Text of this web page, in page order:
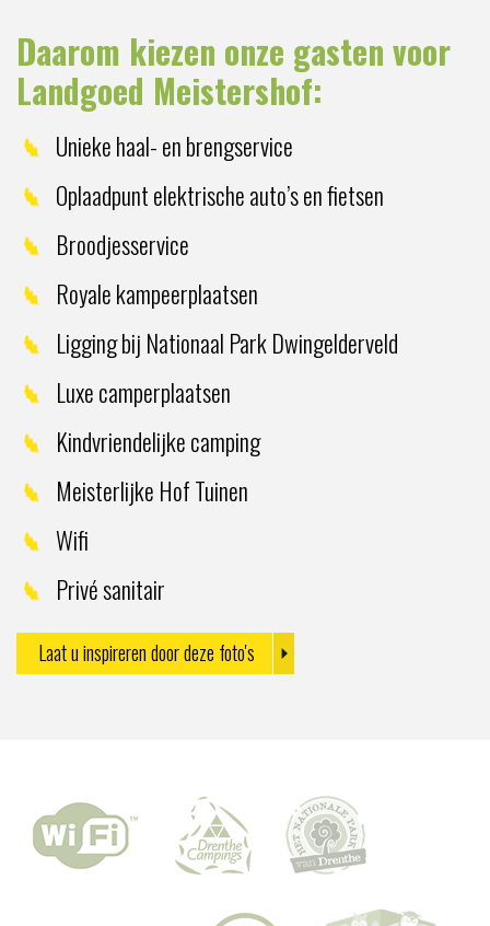
Daarom kiezen onze gasten voor
Landgoed Meistershof:
Unieke haal- en brengservice
Oplaadpunt elektrische auto’s en fietsen
Broodjesservice
Royale kampeerplaatsen
Ligging bij Nationaal Park Dwingelderveld
Luxe camperplaatsen
Kindvriendelijke camping
Meisterlijke Hof Tuinen
Wifi
Privé sanitair
Laat u inspireren door deze foto's